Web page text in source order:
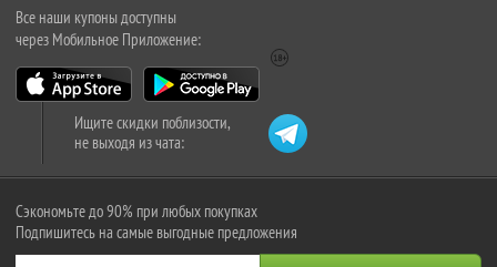
Все наши купоны доступны
через Мобильное Приложение:
Ищите скидки поблизости,
не выходя из чата:
Сэкономьте до 90% при любых покупках
Подпишитесь на самые выгодные предложения